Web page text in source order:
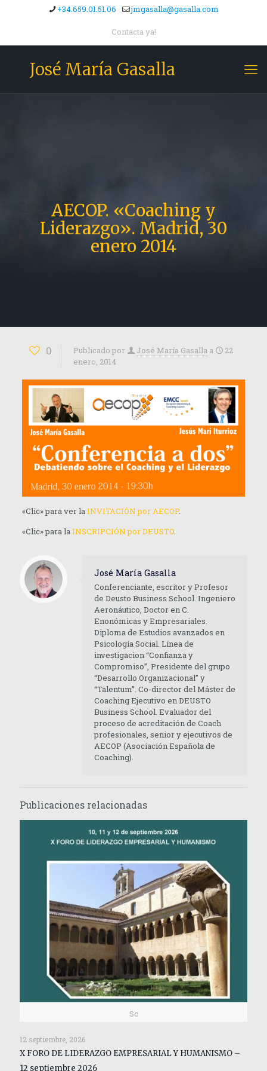
+34.659.01.51.06 jmgasalla@gasalla.com
Contacta ya!
José María Gasalla
AECOP. «Coaching y
Liderazgo». Madrid, 30
enero 2014
0 Publicado por José María Gasalla a
22
enero, 2014
«Clic» para ver laINVITACIÓN por AECOP.
«Clic» para laINSCRIPCIÓN por DEUSTO.
José María Gasalla
Conferenciante, escritor y Profesor
de Deusto Business School. Ingeniero
Aeronáutico, Doctor en C.
Enonómicas y Empresariales.
Diploma de Estudios avanzados en
Psicología Social. Línea de
investigacion “Confianza y
Compromiso”, Presidente del grupo
“Desarrollo Organizacional” y
“Talentum”. Co-director del Máster de
Coaching Ejecutivo en DEUSTO
Business School. Evaluador del
proceso de acreditación de Coach
profesionales, senior y ejecutivos de
AECOP (Asociación Española de
Coaching).
Publicaciones relacionadas
Sc
12 septiembre, 2026
X FORO DE LIDERAZGO EMPRESARIAL Y HUMANISMO –
12 septiembre 2026